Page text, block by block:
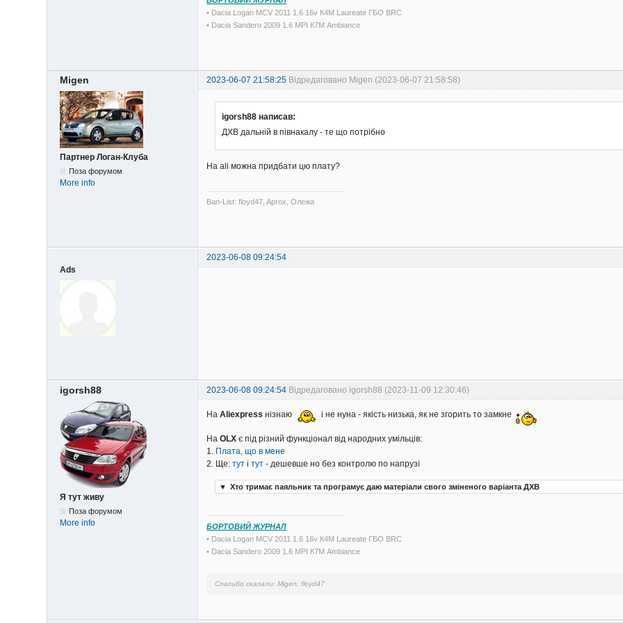
• Dacia Logan MCV 2011 1.6 16v К4М Laureate ГБО BRC
• Dacia Sandero 2009 1.6 MPI К7М Ambiance
Migen 2023-06-07 21:58:25 Відредаговано Migen (2023-06-07 21:58:58)
Партнер Логан-Клуба
Поза форумом
More info
igorsh88 написав:
ДХВ дальній в півнакалу - те що потрібно
На ali можна придбати цю плату?
Ban-List: floyd47, Aprox, Олежа
2023-06-08 09:24:54
Ads
igorsh88 2023-06-08 09:24:54 Відредаговано igorsh88 (2023-11-09 12:30:46)
Я тут живу
Поза форумом
More info
НаAliexpress нізнаю і не нуна - якість низька, як не згорить то замкне
НаOLXє під різний функціонал від народних умільців:
1. Плата, що в мене
2. Ще:тут ітут - дешевше но без контролю по напрузі
▼ Хто тримає паяльник та програмує даю матеріали свого зміненого варіанта ДХВ
БОРТОВИЙ ЖУРНАЛ
• Dacia Logan MCV 2011 1.6 16v К4М Laureate ГБО BRC
• Dacia Sandero 2009 1.6 MPI К7М Ambiance
Спасибо сказали:Migen, floyd47